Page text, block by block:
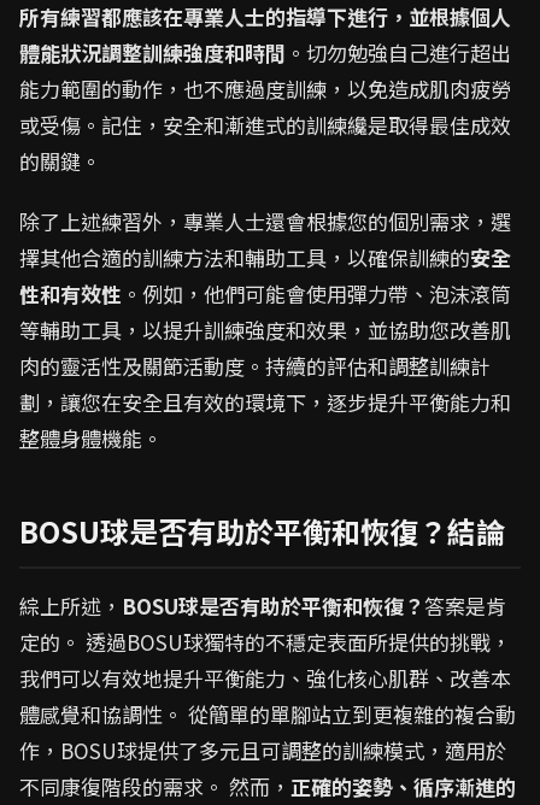
所有練習都應該在專業人士的指導下進行，並根據個人
體能狀況調整訓練強度和時間 。切勿勉強自己進行超出
能力範圍的動作，也不應過度訓練，以免造成肌肉疲勞
或受傷。記住，安全和漸進式的訓練纔是取得最佳成效
的關鍵。
除了上述練習外，專業人士還會根據您的個別需求，選
擇其他合適的訓練方法和輔助工具，以確保訓練的安全
性和有效性 。例如，他們可能會使用彈力帶、泡沫滾筒
等輔助工具，以提升訓練強度和效果，並協助您改善肌
肉的靈活性及關節活動度。持續的評估和調整訓練計
劃，讓您在安全且有效的環境下，逐步提升平衡能力和
整體身體機能。
BOSU球是否有助於平衡和恢復？結論
綜上所述， BOSU球是否有助於平衡和恢復？答案是肯
定的。 透過BOSU球獨特的不穩定表面所提供的挑戰，
我們可以有效地提升平衡能力、強化核心肌群、改善本
體感覺和協調性。 從簡單的單腳站立到更複雜的複合動
作，BOSU球提供了多元且可調整的訓練模式，適用於
不同康復階段的需求。 然而， 正確的姿勢、循序漸進的